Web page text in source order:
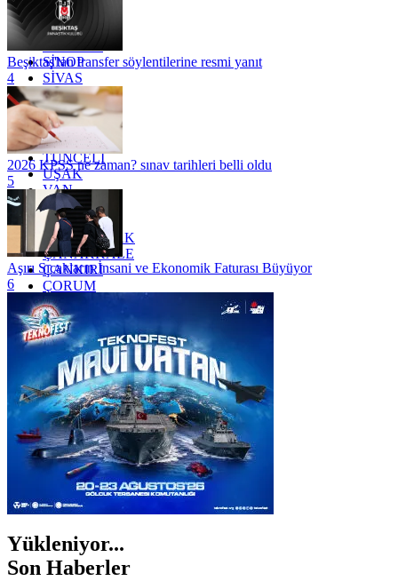
RİZE
SAKARYA
SİNOP
SİVAS
SİİRT
TEKİRDAĞ
TOKAT
TRABZON
TUNCELİ
UŞAK
VAN
YALOVA
YOZGAT
ZONGULDAK
ÇANAKKALE
ÇANKIRI
ÇORUM
İSTANBUL
İZMİR
ŞANLIURFA
ŞIRNAK
Beşiktaş'tan transfer söylentilerine resmi yanıt
4
2026 KPSS ne zaman? sınav tarihleri belli oldu
5
Aşırı Sıcakların İnsani ve Ekonomik Faturası Büyüyor
6
Yükleniyor...
Son Haberler